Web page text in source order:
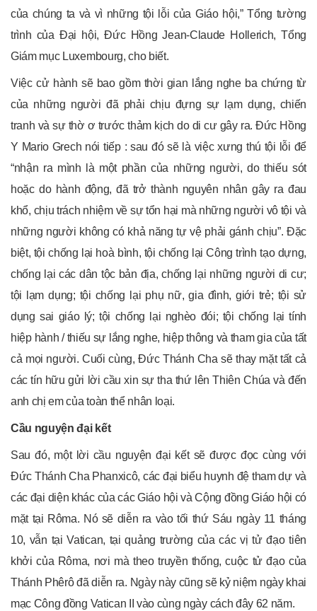
của chúng ta và vì những tội lỗi của Giáo hội,” Tổng tường
trình của Đại hội, Đức Hồng Jean-Claude Hollerich, Tổng
Giám mục Luxembourg, cho biết.
Việc cử hành sẽ bao gồm thời gian lắng nghe ba chứng từ
của những người đã phải chịu đựng sự lạm dụng, chiến
tranh và sự thờ ơ trước thảm kịch do di cư gây ra. Đức Hồng
Y Mario Grech nói tiếp : sau đó sẽ là việc xưng thú tội lỗi để
“nhận ra mình là một phần của những người, do thiếu sót
hoặc do hành động, đã trở thành nguyên nhân gây ra đau
khổ, chịu trách nhiệm về sự tổn hại mà những người vô tội và
những người không có khả năng tự vệ phải gánh chịu”. Đặc
biệt, tội chống lại hoà bình, tội chống lại Công trình tạo dựng,
chống lại các dân tộc bản địa, chống lại những người di cư;
tội lạm dụng; tội chống lại phụ nữ, gia đình, giới trẻ; tội sử
dụng sai giáo lý; tội chống lại nghèo đói; tội chống lại tính
hiệp hành / thiếu sự lắng nghe, hiệp thông và tham gia của tất
cả mọi người. Cuối cùng, Đức Thánh Cha sẽ thay mặt tất cả
các tín hữu gửi lời cầu xin sự tha thứ lên Thiên Chúa và đến
anh chị em của toàn thể nhân loại.
Cầu nguyện đại kết
Sau đó, một lời cầu nguyện đại kết sẽ được đọc cùng với
Đức Thánh Cha Phanxicô, các đại biểu huynh đệ tham dự và
các đại diện khác của các Giáo hội và Cộng đồng Giáo hội có
mặt tại Rôma. Nó sẽ diễn ra vào tối thứ Sáu ngày 11 tháng
10, vẫn tại Vatican, tại quảng trường của các vị tử đạo tiên
khởi của Rôma, nơi mà theo truyền thống, cuộc tử đạo của
Thánh Phêrô đã diễn ra. Ngày này cũng sẽ kỷ niệm ngày khai
mạc Công đồng Vatican II vào cùng ngày cách đây 62 năm.